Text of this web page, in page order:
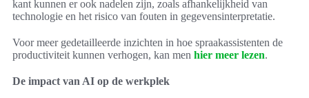
kant kunnen er ook nadelen zijn, zoals afhankelijkheid van
technologie en het risico van fouten in gegevensinterpretatie.
Voor meer gedetailleerde inzichten in hoe spraakassistenten de
productiviteit kunnen verhogen, kan men hier meer lezen.
De impact van AI op de werkplek